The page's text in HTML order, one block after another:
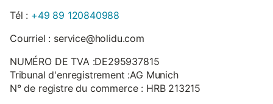
Tél : +49 89 120840988
Courriel : service@holidu.com
NUMÉRO DE TVA :DE295937815
Tribunal d'enregistrement :AG Munich
N° de registre du commerce : HRB 213215